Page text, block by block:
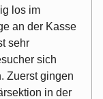
los im
an der Kasse
sehr
sich
Zuerst gingen
in der